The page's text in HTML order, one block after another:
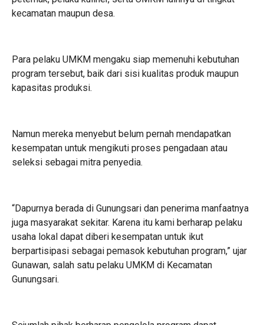
kecamatan maupun desa.
Para pelaku UMKM mengaku siap memenuhi kebutuhan
program tersebut, baik dari sisi kualitas produk maupun
kapasitas produksi.
Namun mereka menyebut belum pernah mendapatkan
kesempatan untuk mengikuti proses pengadaan atau
seleksi sebagai mitra penyedia.
“Dapurnya berada di Gunungsari dan penerima manfaatnya
juga masyarakat sekitar. Karena itu kami berharap pelaku
usaha lokal dapat diberi kesempatan untuk ikut
berpartisipasi sebagai pemasok kebutuhan program,” ujar
Gunawan, salah satu pelaku UMKM di Kecamatan
Gunungsari.